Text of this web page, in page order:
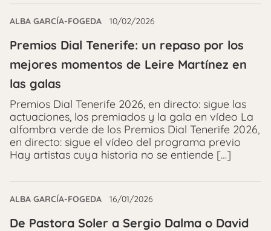
ALBA GARCÍA-FOGEDA 10/02/2026
Premios Dial Tenerife: un repaso por los
mejores momentos de Leire Martínez en
las galas
Premios Dial Tenerife 2026, en directo: sigue las
actuaciones, los premiados y la gala en vídeo La
alfombra verde de los Premios Dial Tenerife 2026,
en directo: sigue el vídeo del programa previo
Hay artistas cuya historia no se entiende […]
ALBA GARCÍA-FOGEDA 16/01/2026
De Pastora Soler a Sergio Dalma o David